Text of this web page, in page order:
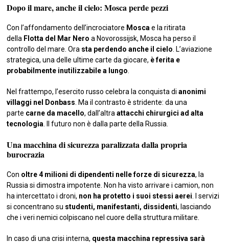
Dopo il mare, anche il cielo: Mosca perde pezzi
Con l’affondamento dell’incrociatore Mosca e la ritirata
della Flotta del Mar Nero a Novorossijsk, Mosca ha perso il
controllo del mare. Ora sta perdendo anche il cielo . L’aviazione
strategica, una delle ultime carte da giocare, è ferita e
probabilmente inutilizzabile a lungo
Nel frattempo, l’esercito russo celebra la conquista dianonimi
villaggi nel Donbass . Ma il contrasto è stridente: da una
parte carne da macello, dall’altraattacchi chirurgici ad alta
tecnologia . Il futuro non è dalla parte della Russia.
Una macchina di sicurezza paralizzata dalla propria
burocrazia
Con oltre 4 milioni di dipendenti nelle forze di sicurezza, la
Russia si dimostra impotente. Non ha visto arrivare i camion, non
ha intercettato i droni, non ha protetto i suoi stessi aerei . I servizi
si concentrano su studenti, manifestanti, dissidenti, lasciando
che i veri nemici colpiscano nel cuore della struttura militare.
In caso di una crisi interna, questa macchina repressiva sarà